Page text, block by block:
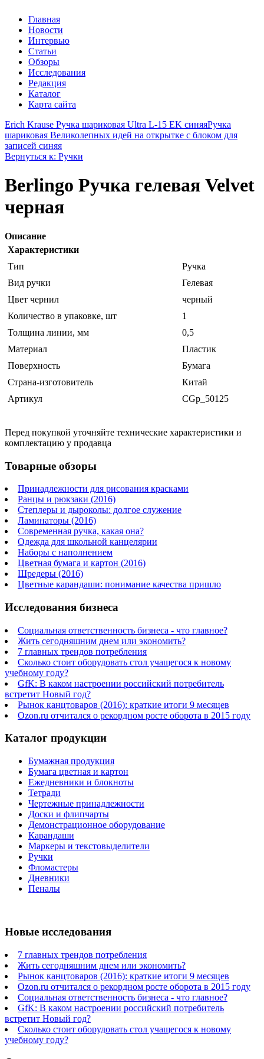
Главная
Новости
Интервью
Статьи
Обзоры
Исследования
Редакция
Каталог
Карта сайта
Erich Krause Ручка шариковая Ultra L-15 EK синяяРучка
шариковая Великолепных идей на открытке с блоком для
записей синяя
Вернуться к: Ручки
Berlingo Ручка гелевая Velvet
черная
Описание
Характеристики
Тип
Ручка
Вид ручки
Гелевая
Цвет чернил
черный
Количество в упаковке, шт
1
Толщина линии, мм
0,5
Материал
Пластик
Поверхность
Бумага
Страна-изготовитель
Китай
Артикул
CGp_50125
Перед покупкой уточняйте технические характеристики и
комплектацию у продавца
Товарные обзоры
Принадлежности для рисования красками
Ранцы и рюкзаки (2016)
Степлеры и дыроколы: долгое служение
Ламинаторы (2016)
Современная ручка, какая она?
Одежда для школьной канцелярии
Наборы с наполнением
Цветная бумага и картон (2016)
Шредеры (2016)
Цветные карандаши: понимание качества пришло
Исследования бизнеса
Социальная ответственность бизнеса - что главное?
Жить сегодняшним днем или экономить?
7 главных трендов потребления
Сколько стоит оборудовать стол учащегося к новому
учебному году?
GfK: В каком настроении российский потребитель
встретит Новый год?
Рынок канцтоваров (2016): краткие итоги 9 месяцев
Ozon.ru отчитался о рекордном росте оборота в 2015 году
Каталог продукции
Бумажная продукция
Бумага цветная и картон
Ежедневники и блокноты
Тетради
Чертежные принадлежности
Доски и флипчарты
Демонстрационное оборудование
Карандаши
Маркеры и текстовыделители
Ручки
Фломастеры
Дневники
Пеналы
Новые исследования
7 главных трендов потребления
Жить сегодняшним днем или экономить?
Рынок канцтоваров (2016): краткие итоги 9 месяцев
Ozon.ru отчитался о рекордном росте оборота в 2015 году
Социальная ответственность бизнеса - что главное?
GfK: В каком настроении российский потребитель
встретит Новый год?
Сколько стоит оборудовать стол учащегося к новому
учебному году?